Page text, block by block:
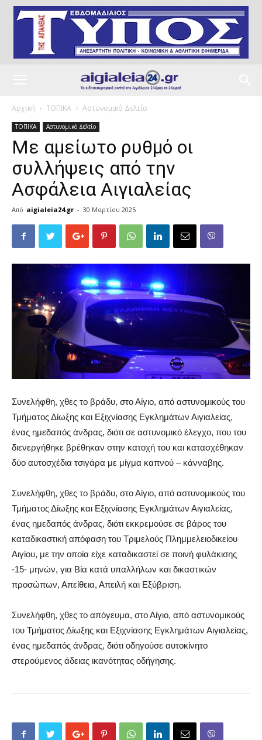
Αρχική ΤΟΠΙΚΑ Αστυνομικό Δελτίο
ΤΟΠΙΚΑ Αστυνομικό Δελτίο
Με αμείωτο ρυθμό οι
συλλήψεις από την
Ασφάλεια Αιγιαλείας
Από aigialeia24.gr - 30 Μαρτίου 2025
Συνελήφθη, χθες το βράδυ, στο Αίγιο, από αστυνομικούς του
Τμήματος Δίωξης και Εξιχνίασης Εγκλημάτων Αιγιαλείας,
ένας ημεδαπός άνδρας, διότι σε αστυνομικό έλεγχο, που του
διενεργήθηκε βρέθηκαν στην κατοχή του και κατασχέθηκαν
δύο αυτοσχέδια τσιγάρα με μίγμα καπνού – κάνναβης.
Συνελήφθη, χθες το βράδυ, στο Αίγιο, από αστυνομικούς του
Τμήματος Δίωξης και Εξιχνίασης Εγκλημάτων Αιγιαλείας,
ένας ημεδαπός άνδρας, διότι εκκρεμούσε σε βάρος του
καταδικαστική απόφαση του Τριμελούς Πλημμελειοδικείου
Αιγίου, με την οποία είχε καταδικαστεί σε ποινή φυλάκισης
-15- μηνών, για Βία κατά υπαλλήλων και δικαστικών
προσώπων, Απείθεια, Απειλή και Εξύβριση.
Συνελήφθη, χθες το απόγευμα, στο Αίγιο, από αστυνομικούς
του Τμήματος Δίωξης και Εξιχνίασης Εγκλημάτων Αιγιαλείας,
ένας ημεδαπός άνδρας, διότι οδηγούσε αυτοκίνητο
στερούμενος άδειας ικανότητας οδήγησης.